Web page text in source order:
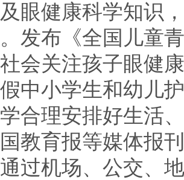
眼健康科学知识
发布《全国儿童
会关注孩子眼健
中小学生和幼儿
合理安排好生活
教育报等媒体报
过机场、公交、